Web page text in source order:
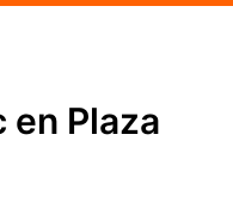
en Plaza